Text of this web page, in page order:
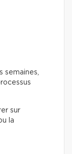
semaines,
sur
la